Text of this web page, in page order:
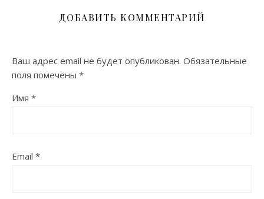
ДОБАВИТЬ КОММЕНТАРИЙ
Ваш адрес email не будет опубликован. Обязательные
поля помечены *
Имя *
Email *